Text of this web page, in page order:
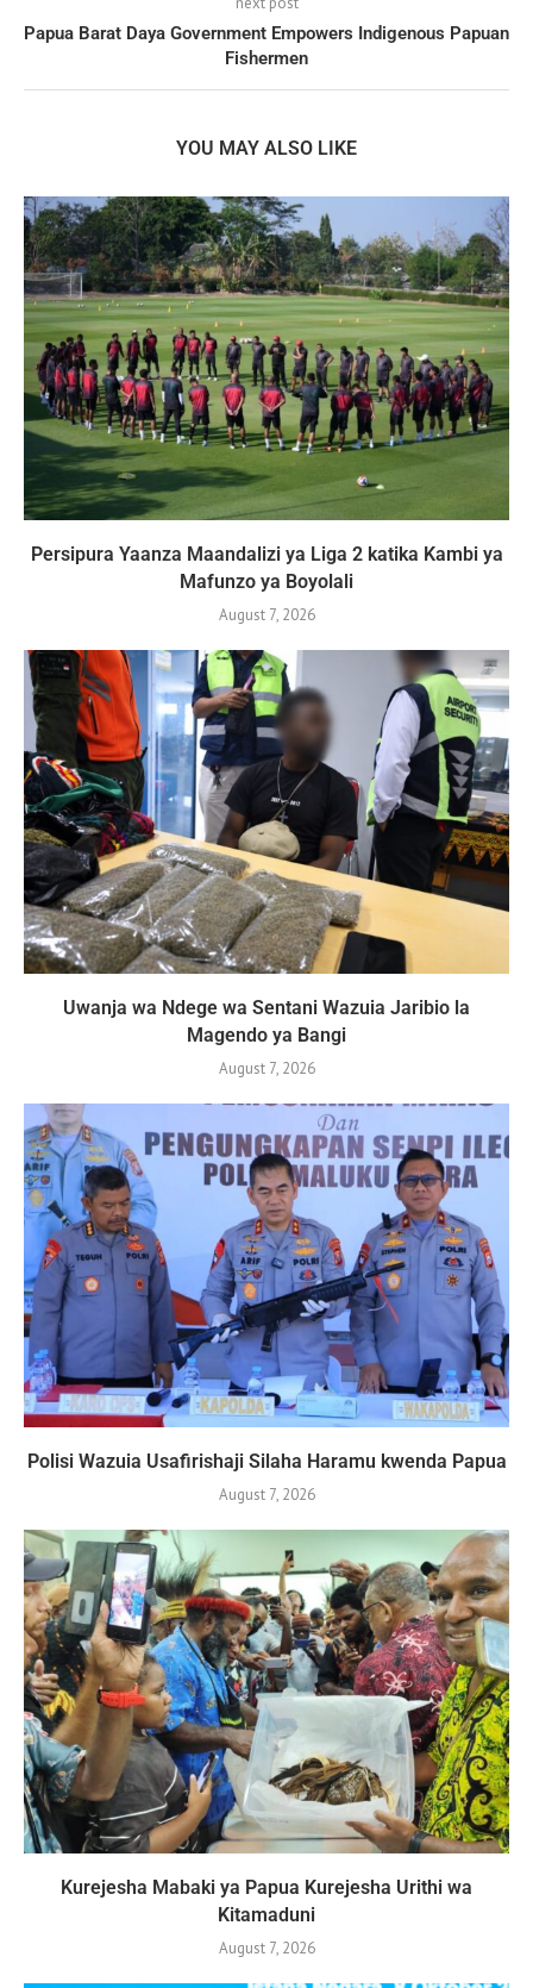
Papua Barat Daya Government Empowers Indigenous Papuan
Fishermen
YOU MAY ALSO LIKE
Persipura Yaanza Maandalizi ya Liga 2 katika Kambi ya
Mafunzo ya Boyolali
August 7, 2026
Uwanja wa Ndege wa Sentani Wazuia Jaribio la
Magendo ya Bangi
August 7, 2026
Polisi Wazuia Usafirishaji Silaha Haramu kwenda Papua
August 7, 2026
Kurejesha Mabaki ya Papua Kurejesha Urithi wa
Kitamaduni
August 7, 2026